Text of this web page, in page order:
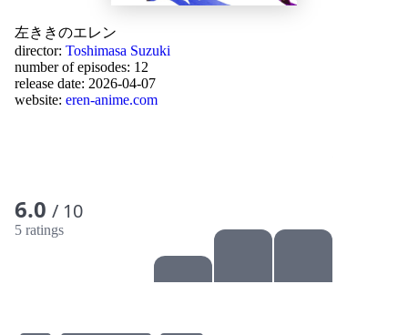
左ききのエレン
director: Toshimasa Suzuki
number of episodes: 12
release date: 2026-04-07
website: eren-anime.com
6.0 / 10
5 ratings